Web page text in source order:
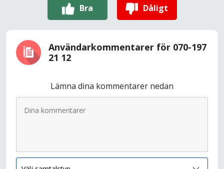
Bra Dåligt
Användarkommentarer för 070-197
21 12
Lämna dina kommentarer nedan